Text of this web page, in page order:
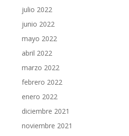
julio 2022
junio 2022
mayo 2022
abril 2022
marzo 2022
febrero 2022
enero 2022
diciembre 2021
noviembre 2021